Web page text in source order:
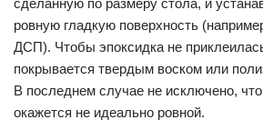
сделанную по размеру стола, и
ровную гладкую поверхность
ДСП). Чтобы эпоксидка не
покрывается твердым воском или
В последнем случае не исключено,
окажется не идеально ровной.